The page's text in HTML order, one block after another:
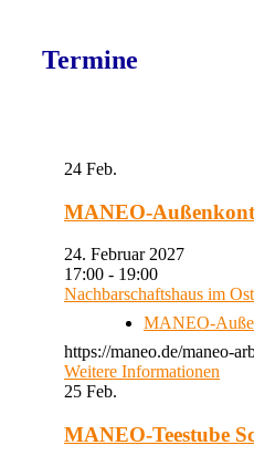
Termine
24 Feb.
MANEO-
24. Februar 2027
17:00 - 19:00
Nachbarschaftshaus im
MANEO-
https://maneo.de/maneo-
Weitere Informationen
25 Feb.
MANEO-Teestube